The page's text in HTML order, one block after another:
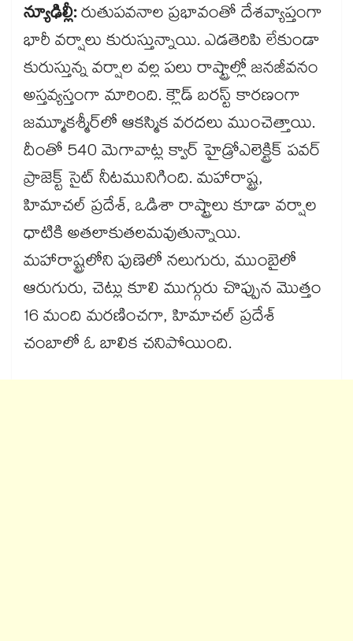
న్యూఢిల్లీ:రుతుపవనాల ప్రభావంతో దేశవ్యాప్తంగా
భారీ వర్షాలు కురుస్తున్నాయి. ఎడతెరిపి లేకుండా
కురుస్తున్న వర్షాల వల్ల పలు రాష్ట్రాల్లో జనజీవనం
అస్తవ్యస్తంగా మారింది. క్లౌడ్ బరస్ట్ కారణంగా
జమ్మూకశ్మీర్​లో ఆకస్మిక వరదలు ముంచెత్తాయి.
దీంతో 540 మెగావాట్ల క్వార్ హైడ్రోఎలెక్ట్రిక్ పవర్
ప్రాజెక్ట్ సైట్‌‌ నీటమునిగింది. మహారాష్ట్ర,
హిమాచల్ ప్రదేశ్, ఒడిశా రాష్ట్రాలు కూడా వర్షాల
ధాటికి అతలాకుతలమవుతున్నాయి.
మహారాష్ట్రలోని పుణెలో నలుగురు, ముంబైలో
ఆరుగురు, చెట్లు కూలి ముగ్గురు చొప్పున మొత్తం
16 మంది మరణించగా, హిమాచల్ ప్రదేశ్
చంబాలో ఓ బాలిక చనిపోయింది.